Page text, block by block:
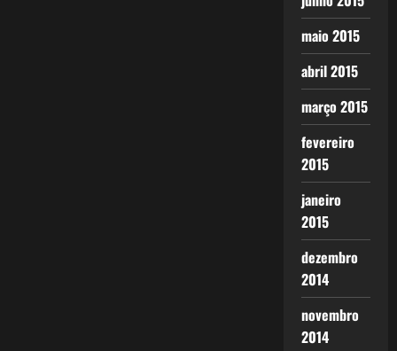
maio 2015
abril 2015
março 2015
fevereiro
2015
janeiro
2015
dezembro
2014
novembro
2014